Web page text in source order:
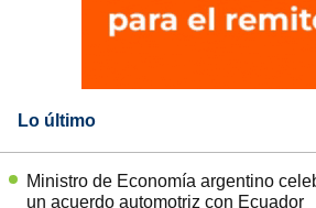
Lo último
Ministro de Economía argentino
un acuerdo automotriz con Ecuador